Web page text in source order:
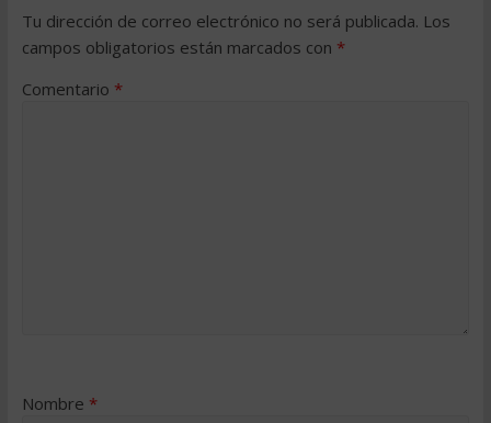
Tu dirección de correo electrónico no será publicada. Los
campos obligatorios están marcados con *
Comentario *
Nombre *